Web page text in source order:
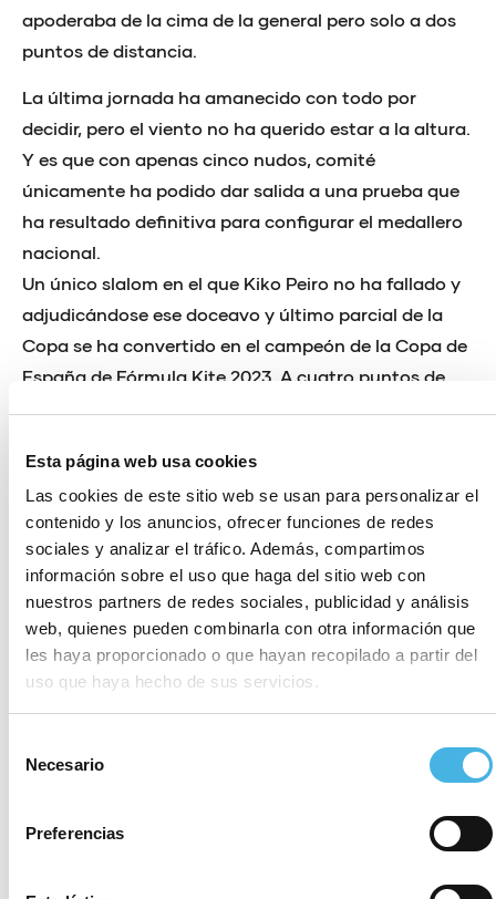
Esta página web usa cookies
Las cookies de este sitio web se usan para personalizar el
contenido y los anuncios, ofrecer funciones de redes
sociales y analizar el tráfico. Además, compartimos
información sobre el uso que haga del sitio web con
nuestros partners de redes sociales, publicidad y análisis
web, quienes pueden combinarla con otra información que
les haya proporcionado o que hayan recopilado a partir del
uso que haya hecho de sus servicios.
Necesario
Preferencias
apoderaba de la cima de la general pero solo a dos
puntos de distancia.
La última jornada ha amanecido con todo por
decidir, pero el viento no ha querido estar a la altura.
Y es que con apenas cinco nudos, comité
únicamente ha podido dar salida a una prueba que
ha resultado definitiva para configurar el medallero
nacional.
Un único slalom en el que Kiko Peiro no ha fallado y
adjudicándose ese doceavo y último parcial de la
Copa se ha convertido en el campeón de la Copa de
España de Fórmula Kite 2023. A cuatro puntos de
entraba el también valenciano del Real Club Náutico
de Valencia, Mateo Codoñer que a su vez quedaba
primero en sub19 y cuarto en la general, pues en
tercera posición de la clasificación general de la
regata ha quedado el francés Jean Romain. Y en
clasificación femenina ha liderado Adelaida
Marquenie (Club Kitesurf Centro) seguida de Eider
Berakoetxea (CN Pollença).
Foil en el Club Náutico Santa Pola. Diez pruebas con
se ha mantenido imbatible agenciándose todos y
cada uno de los diez parciales completados. Lo han
acompañado en el pódium Jose Serna y Pau Cifre.